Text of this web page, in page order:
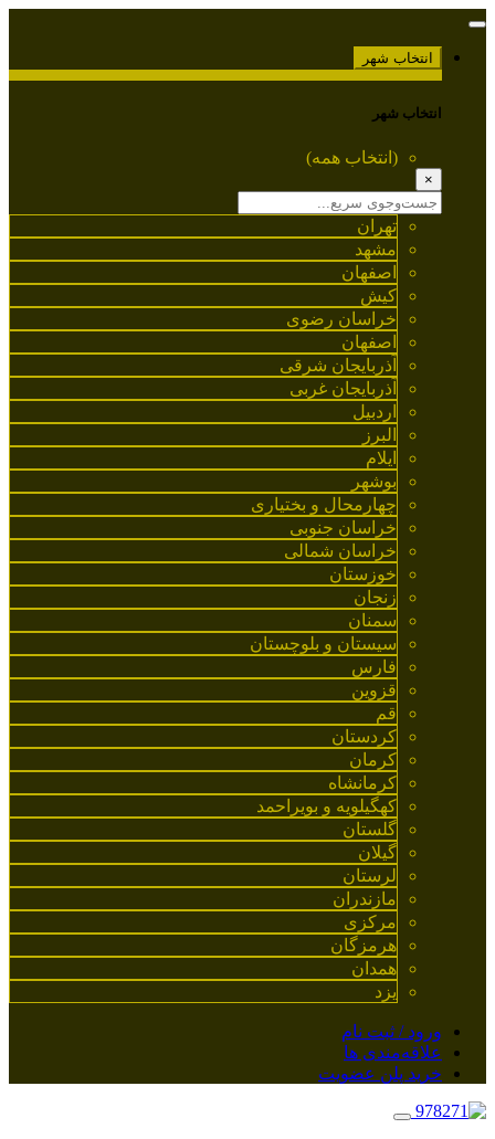
انتخاب شهر
انتخاب شهر
(انتخاب همه)
×
تهران
مشهد
اصفهان
کیش
خراسان رضوی
اصفهان
آذربایجان شرقی
آذربایجان غربی
اردبیل
البرز
ایلام
بوشهر
چهارمحال و بختیاری
خراسان جنوبی
خراسان شمالی
خوزستان
زنجان
سمنان
سیستان و بلوچستان
فارس
قزوین
قم
کردستان
کرمان
کرمانشاه
کهگیلویه و بویراحمد
گلستان
گیلان
لرستان
مازندران
مرکزی
هرمزگان
همدان
یزد
ورود / ثبت نام
علاقه‌مندی ها
خرید پلن عضویت